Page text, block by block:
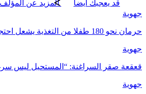
قد يعجبك ايضا
المزيد عن المؤلف
جهوية
حرمان نحو 180 طفلا من التغذية يشعل احتجاجا أمام مديرية الشباب بأكادير
جهوية
قعقعة صقر السراغنة: “المستحيل ليس
جهوية